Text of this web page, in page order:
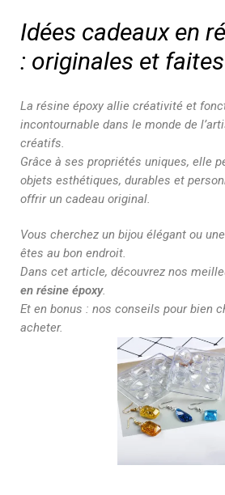
Idées cadeaux en
: originales et
La résine époxy allie créativité et
incontournable dans le monde de
créatifs.
Grâce à ses propriétés uniques, elle
objets esthétiques, durables et
offrir un cadeau original.
Vous cherchez un bijou élégant ou
êtes au bon endroit.
Dans cet article, découvrez nos
en résine époxy.
Et en bonus : nos conseils pour bien
acheter.